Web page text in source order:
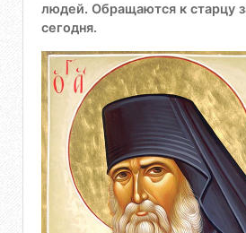
людей. Обращаются к старцу
сегодня.